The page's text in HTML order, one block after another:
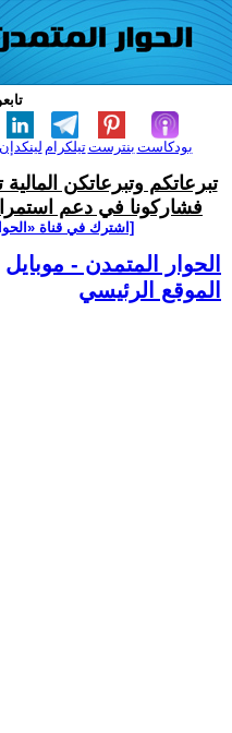
لينكدإن تيلكرامبنترست بودكاست
تبرعاتكم وتبرعاتكن
فشاركونا في دعم
[اشترك في قناة
الحوار المتمدن - موبايل
الموقع الرئيسي